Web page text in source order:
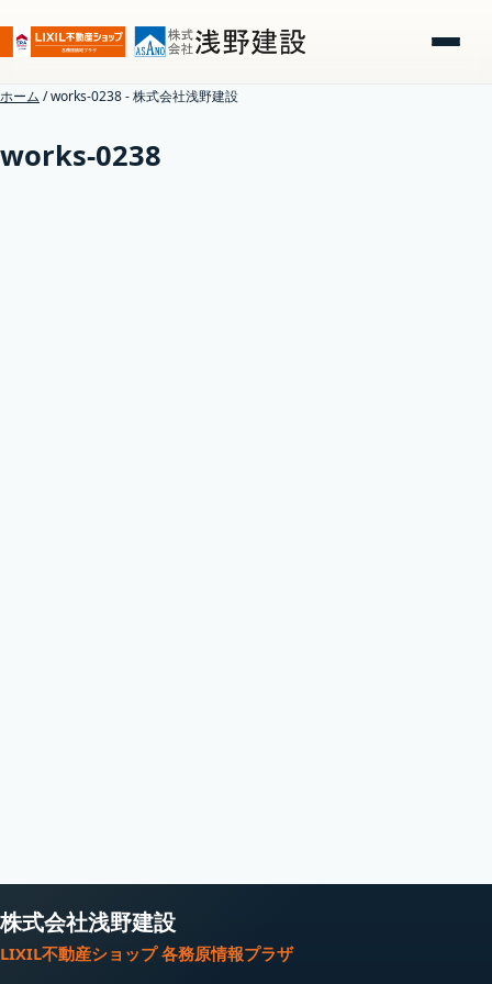
ホーム /works-0238 - 株式会社浅野建設
works-0238
株式会社浅野建設
LIXIL不動産ショップ 各務原情報プラザ